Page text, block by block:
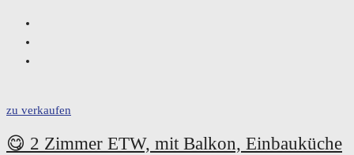
zu verkaufen
😋 2 Zimmer ETW, mit Balkon, Einbauküche